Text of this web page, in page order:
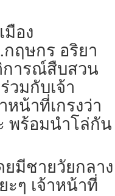
อง
ฤษกร อริยา
การณ์สืบสวน
วมกับเจ้า
น้าที่เกรงว่า
พร้อมนำโล่กัน
มีชายวัยกลาง
ะๆ เจ้าหน้าที่